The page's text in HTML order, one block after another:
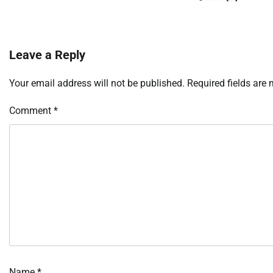
Leave a Reply
Your email address will not be published. Required fields are
Comment *